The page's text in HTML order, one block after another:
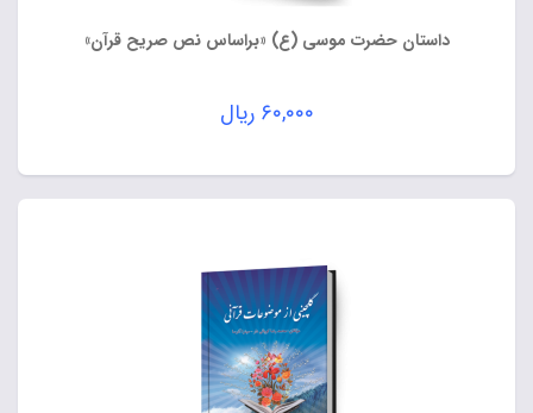
داستان حضرت موسی (ع) «براساس نص صریح قرآن»
۶۰,۰۰۰ ریال